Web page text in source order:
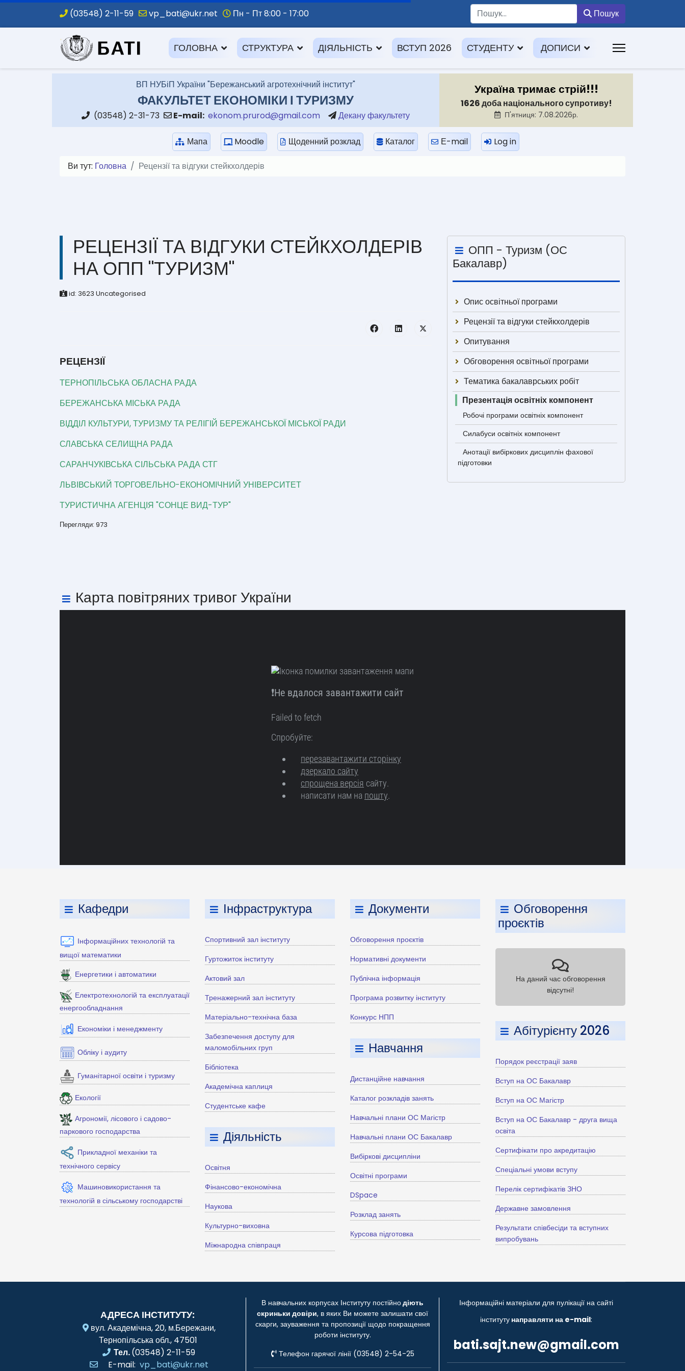
(03548) 2-11-59 vp_bati@ukr.net Пн - Пт 8:00 - 17:00 Пошук
.
ГОЛОВНА СТРУКТУРА ДІЯЛЬНІСТЬ ВСТУП 2026 СТУДЕНТУ ДОПИСИ
ВП НУБіП України "Бережанський агротехнічний інститут"
ФАКУЛЬТЕТ ЕКОНОМІКИ І ТУРИЗМУ
(03548) 2-31-73 E-mail: ekonom.prurod@gmail.com Декану факультету
Україна тримає стрій!!!
1626 доба національного супротиву!
П'ятниця: 7.08.2026р.
Мапа Moodle Щоденний розклад Каталог Е-mail Log in
Ви тут: Головна Рецензії та відгуки стейкхолдерів
РЕЦЕНЗІЇ ТА ВІДГУКИ СТЕЙКХОЛДЕРІВ
НА ОПП "ТУРИЗМ"
id: 3623 Uncategorised
РЕЦЕНЗІЇ
ТЕРНОПІЛЬСЬКА ОБЛАСНА РАДА
БЕРЕЖАНСЬКА МІСЬКА РАДА
ВІДДІЛ КУЛЬТУРИ, ТУРИЗМУ ТА РЕЛІГІЙ БЕРЕЖАНСЬКОЇ МІСЬКОЇ РАДИ
СЛАВСЬКА СЕЛИЩНА РАДА
САРАНЧУКІВСЬКА СІЛЬСЬКА РАДА СТГ
ЛЬВІВСЬКИЙ ТОРГОВЕЛЬНО-ЕКОНОМІЧНИЙ УНІВЕРСИТЕТ
ТУРИСТИЧНА АГЕНЦІЯ "СОНЦЕ ВИД-ТУР"
Перегляди: 973
ОПП - Туризм (ОС
Бакалавр)
Опис освітньої програми
Рецензії та відгуки стейкхолдерів
Опитування
Обговорення освітньої програми
Тематика бакалаврських робіт
Презентація освітніх компонент
Робочі програми освітніх компонент
Силабуси освітніх компонент
Анотації вибіркових дисциплін фахової
підготовки
Карта повітряних тривог України
Кафедри
Інформаційних технологій та
вищої математики
Енергетики і автоматики
Електротехнологій та експлуатації
енергообладнання
Економіки і менеджменту
Обліку і аудиту
Гуманітарної освіти і туризму
Екології
Агрономії, лісового і садово-
паркового господарства
Прикладної механіки та
технічного сервісу
Машиновикористання та
технологій в сільському господарстві
Інфраструктура
Спортивний зал інституту
Гуртожиток інституту
Актовий зал
Тренажерний зал інституту
Матеріально-технічна база
Забезпечення доступу для
маломобільних груп
Бібліотека
Академічна каплиця
Студентське кафе
Діяльність
Освітня
Фінансово-економічна
Наукова
Культурно-виховна
Міжнародна співпраця
Документи
Обговорення проєктів
Нормативні документи
Публічна інформація
Програма розвитку інституту
Конкурс НПП
Навчання
Дистанційне навчання
Каталог розкладів занять
Навчальні плани ОС Магістр
Навчальні плани ОС Бакалавр
Вибіркові дисципліни
Освітні програми
DSpace
Розклад занять
Курсова підготовка
Обговорення
проєктів
На даний час обговорення
відсутні!
Абітурієнту 2026
Порядок реєстрації заяв
Вступ на ОС Бакалавр
Вступ на ОС Магістр
Вступ на ОС Бакалавр - друга вища
освіта
Сертифікати про акредитацію
Спеціальні умови вступу
Перелік сертифікатів ЗНО
Державне замовлення
Результати співбесіди та вступних
випробувань
АДРЕСА ІНСТИТУТУ:
вул. Академічна, 20, м.Бережани,
Тернопільська обл., 47501
Тел.(03548) 2-11-59
E-mail: vp_bati@ukr.net
В навчальних корпусах Інституту постійнодіють
скриньки довіри, в яких Ви можете залишати свої
скарги, зауваження та пропозиції щодо покращення
роботи інституту.
Телефон гарячої лінії (03548) 2-54-25
Інформаційні матеріали для пулікації на сайті
інституту направляти на e-mail:
bati.sajt.new@gmail.com